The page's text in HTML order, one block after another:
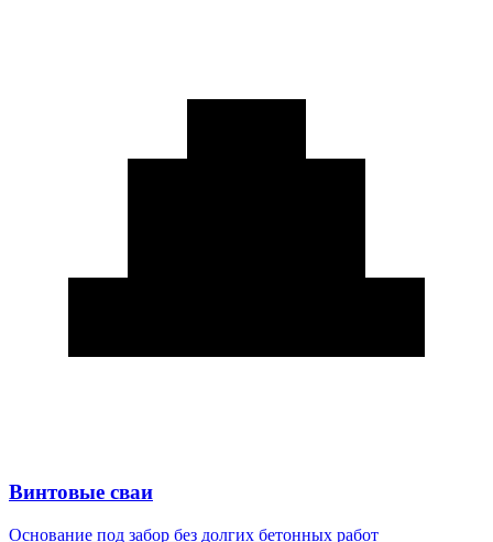
Винтовые сваи
Основание под забор без долгих бетонных работ